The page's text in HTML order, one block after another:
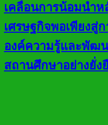
เคลื่อนการน้อมนำ
เศรษฐกิจพอเพียงสู่
องค์ความรู้และพัฒ
สถานศึกษาอย่างยั่ง